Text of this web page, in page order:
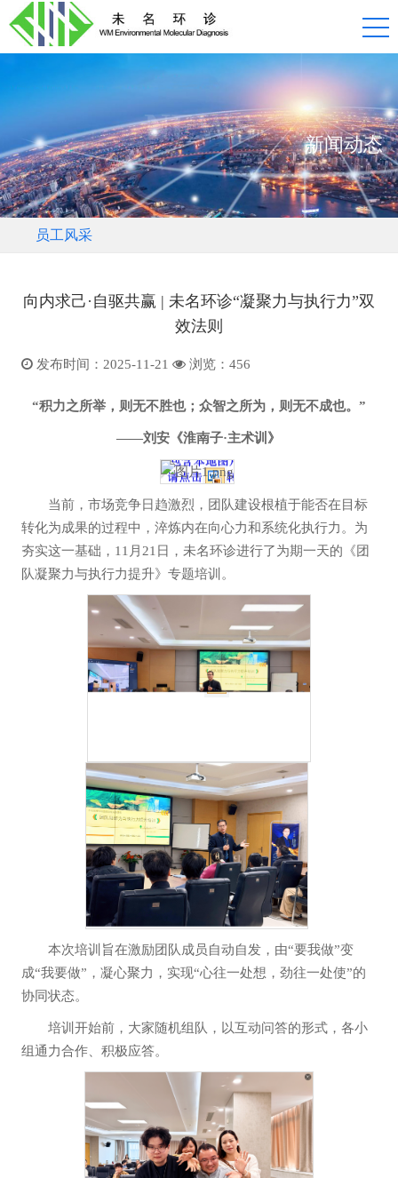
NEWS 新闻动态
员工风采
向内求己·自驱共赢 | 未名环诊“凝聚力与执行力”双
效法则
发布时间：2025-11-21 浏览： 456
“积力之所举，则无不胜也；众智之所为，则无不成也。”
——刘安《淮南子·主术训》
当前，市场竞争日趋激烈，团队建设根植于能否在目标
转化为成果的过程中，淬炼内在向心力和系统化执行力。为
夯实这一基础，11月21日，未名环诊进行了为期一天的《团
队凝聚力与执行力提升》专题培训。
本次培训旨在激励团队成员自动自发，由“要我做”变
成“我要做”，凝心聚力，实现“心往一处想，劲往一处使”的
协同状态。
培训开始前，大家随机组队，以互动问答的形式，各小
组通力合作、积极应答。